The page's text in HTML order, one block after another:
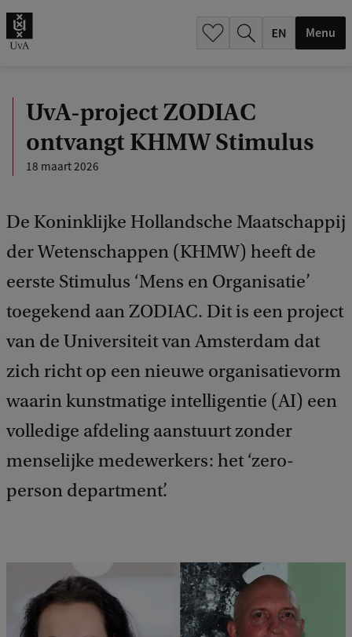
Menu
UvA-project ZODIAC
ontvangt KHMW Stimulus
18 maart 2026
De Koninklijke Hollandsche Maatschappij
der Wetenschappen (KHMW) heeft de
eerste Stimulus ‘Mens en Organisatie’
toegekend aan ZODIAC. Dit is een project
van de Universiteit van Amsterdam dat
zich richt op een nieuwe organisatievorm
waarin kunstmatige intelligentie (AI) een
volledige afdeling aanstuurt zonder
menselijke medewerkers: het ‘zero-
person department’.